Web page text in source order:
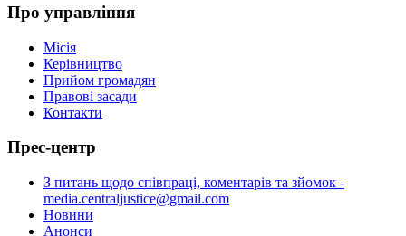
Про управління
Місія
Керівництво
Прийом громадян
Правові засади
Контакти
Прес-центр
З питань щодо співпраці, коментарів та зйомок -
media.centraljustice@gmail.com
Новини
Анонси